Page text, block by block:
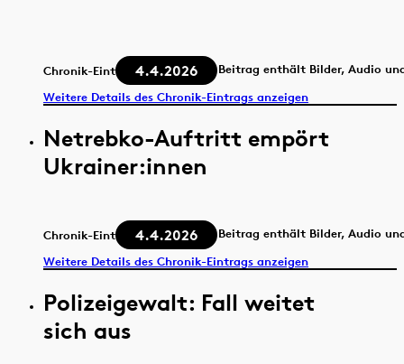
Chronik-Eintrag 4.4.2026
Beitrag enthält Bilder, Audio
Weitere Details des Chronik-Eintrags anzeigen
Netrebko-Auftritt empört
Ukrainer:innen
Chronik-Eintrag 4.4.2026
Beitrag enthält Bilder, Audio
Weitere Details des Chronik-Eintrags anzeigen
Polizeigewalt: Fall weitet
sich aus